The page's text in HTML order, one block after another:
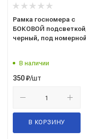
Рамка госномера с
БОКОВОЙ
черный, под номерной
В наличии
350₽/шт
В КОРЗИНУ